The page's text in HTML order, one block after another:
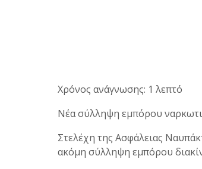
Χρόνος ανάγνωσης: 1 λεπτό
Νέα σύλληψη εμπόρου
Στελέχη της Ασφάλειας
ακόμη σύλληψη εμπόρου